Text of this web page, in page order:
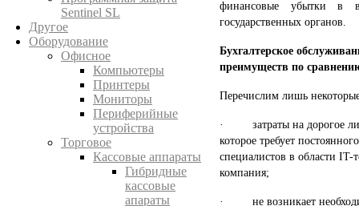
Sentinel SL
Другое
Оборудование
Офисное
Компьютеры
Принтеры
Мониторы
Периферийные
устройства
Торговое
Кассовые аппараты
Гибридные
кассовые
апараты
финансовые убытки в
государственных органов.
Бухгалтерское
преимуществ по
Перечислим лишь
· затраты на дорогое
которое требует
специалистов в области
компания;
· не возникает